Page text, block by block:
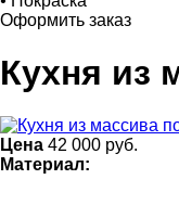
Оформить заказ
Кухня из
Цена 42 000 руб.
Материал: